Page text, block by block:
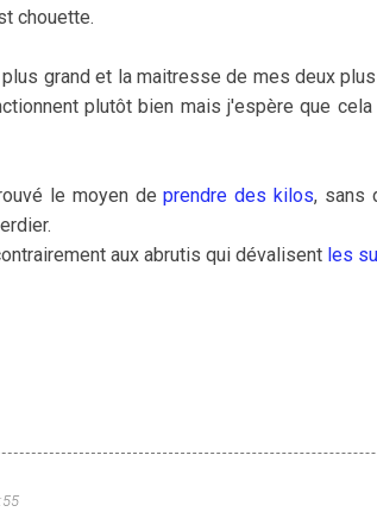
chouette.
grand et la maitresse de mes deux
plutôt bien mais j'espère que
le moyen deprendre des kilos, sans
aux abrutis qui dévalisent les